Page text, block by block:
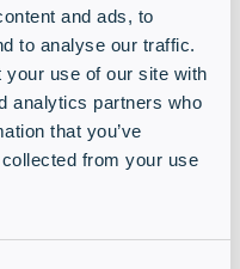
and ads, to
to analyse our traffic.
your use of our site with
analytics partners who
that you’ve
from your use